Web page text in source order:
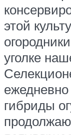
этой
уголке
гибриды